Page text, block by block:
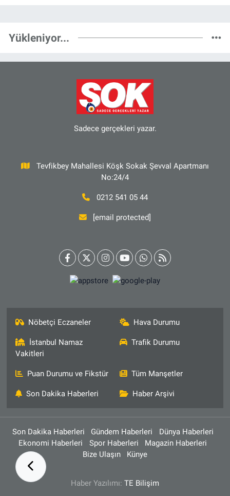
Yükleniyor...
Sadece gerçekleri yazar.
Tevfikbey Mahallesi Köşk Sokak Şevval Apartmanı
No:24/4
0212 541 05 44
[email protected]
Nöbetçi Eczaneler Hava Durumu
İstanbul Namaz
Vakitleri
Trafik Durumu
Puan Durumu ve Fikstür Tüm Manşetler
Son Dakika Haberleri Haber Arşivi
Son Dakika Haberleri Gündem Haberleri
Dünya Haberleri
Ekonomi Haberleri
Spor Haberleri
Magazin Haberleri
Bize Ulaşın
Künye
Haber Yazılımı: TE Bilişim